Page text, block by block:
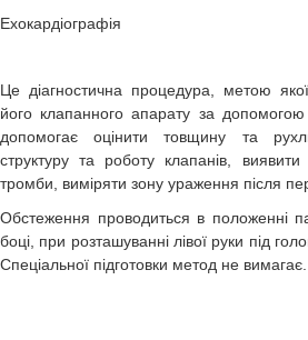
Ехокардіографія
Це діагностична процедура, метою
його клапанного апарату за допомогою
допомогає оцінити товщину та
структуру та роботу клапанів,
тромби, виміряти зону ураження після
Обстеження проводиться в положенні
боці, при розташуванні лівої руки під
Спеціальної підготовки метод не вимагає.